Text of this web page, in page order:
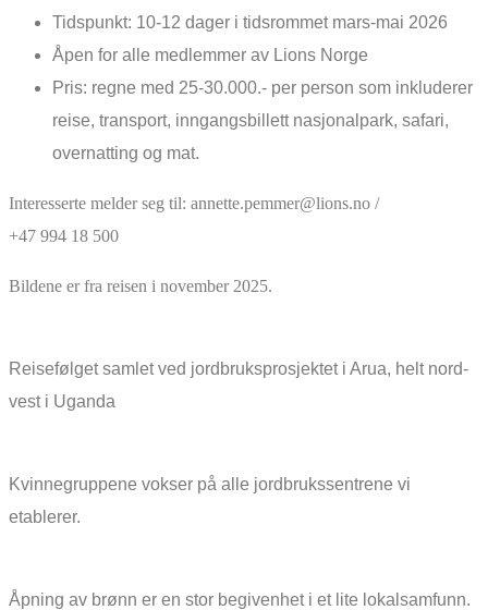
Tidspunkt: 10-12 dager i tidsrommet mars-mai 2026
Åpen for alle medlemmer av Lions Norge
Pris: regne med 25-30.000.- per person som inkluderer
reise, transport, inngangsbillett nasjonalpark, safari,
overnatting og mat.
Interesserte melder seg til: annette.pemmer@lions.no /
+47 994 18 500
Bildene er fra reisen i november 2025.
Reisefølget samlet ved jordbruksprosjektet i Arua, helt nord-
vest i Uganda
Kvinnegruppene vokser på alle jordbrukssentrene vi
etablerer.
Åpning av brønn er en stor begivenhet i et lite lokalsamfunn.